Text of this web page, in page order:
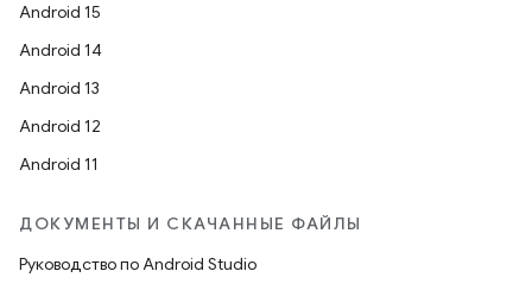
Android 15
Android 14
Android 13
Android 12
Android 11
ДОКУМЕНТЫ И СКАЧАННЫЕ ФАЙЛЫ
Руководство по Android Studio